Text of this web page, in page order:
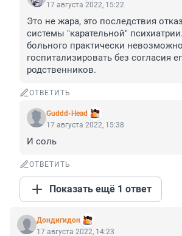
17 августа 2022, 15:22
Это не жара, это последствия
системы "карательной"
больного практически
госпитализировать без согласия
родственников.
ОТВЕТИТЬ
Guddd-Head
17 августа 2022, 15:38
И соль
ОТВЕТИТЬ
Показать ещё 1 ответ
Дондигидон
17 августа 2022, 14:23